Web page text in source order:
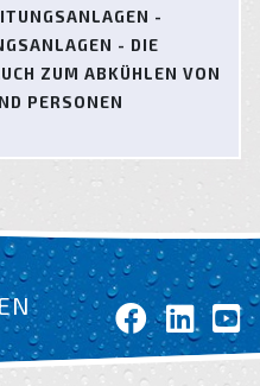
-
- DIE
ZUM ABKÜHLEN VON
PERSONEN